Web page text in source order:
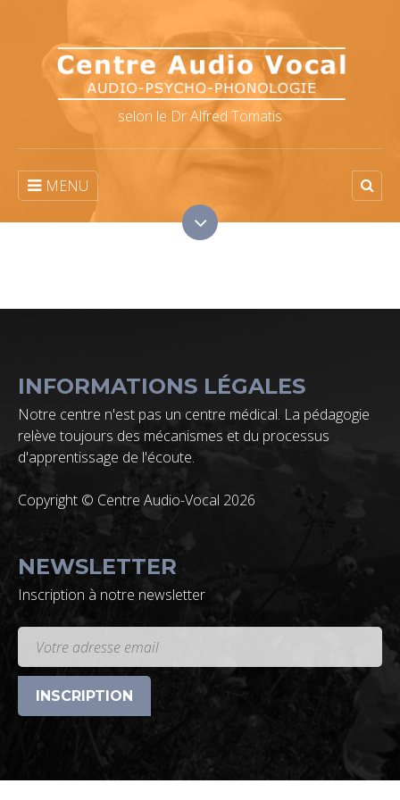
selon le Dr Alfred Tomatis
MENU
INFORMATIONS LÉGALES
Notre centre n'est pas un centre médical. La pédagogie
relève toujours des mécanismes et du processus
d'apprentissage de l'écoute.
Copyright © Centre Audio-Vocal 2026
NEWSLETTER
Inscription à notre newsletter
INSCRIPTION